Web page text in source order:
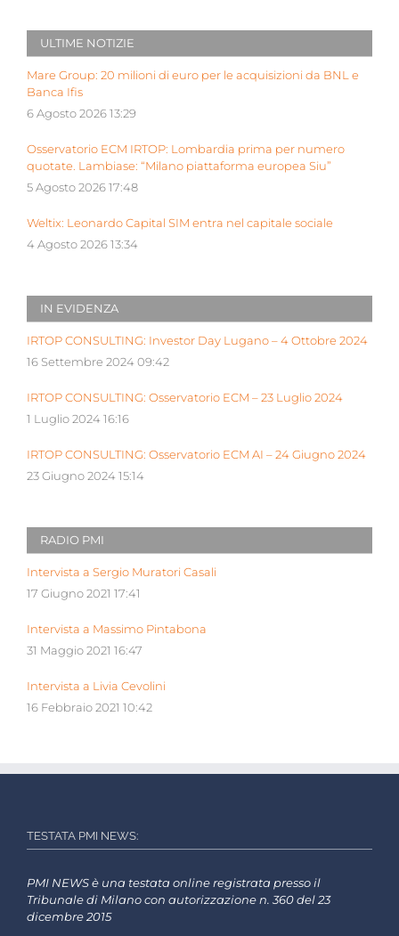
ULTIME NOTIZIE
Mare Group: 20 milioni di euro per le acquisizioni da BNL e
Banca Ifis
6 Agosto 2026 13:29
Osservatorio ECM IRTOP: Lombardia prima per numero
quotate. Lambiase: “Milano piattaforma europea Siu”
5 Agosto 2026 17:48
Weltix: Leonardo Capital SIM entra nel capitale sociale
4 Agosto 2026 13:34
IN EVIDENZA
IRTOP CONSULTING: Investor Day Lugano – 4 Ottobre 2024
16 Settembre 2024 09:42
IRTOP CONSULTING: Osservatorio ECM – 23 Luglio 2024
1 Luglio 2024 16:16
IRTOP CONSULTING: Osservatorio ECM AI – 24 Giugno 2024
23 Giugno 2024 15:14
RADIO PMI
Intervista a Sergio Muratori Casali
17 Giugno 2021 17:41
Intervista a Massimo Pintabona
31 Maggio 2021 16:47
Intervista a Livia Cevolini
16 Febbraio 2021 10:42
TESTATA PMI NEWS:
PMI NEWS è una testata online registrata presso il
Tribunale di Milano con autorizzazione n. 360 del 23
dicembre 2015